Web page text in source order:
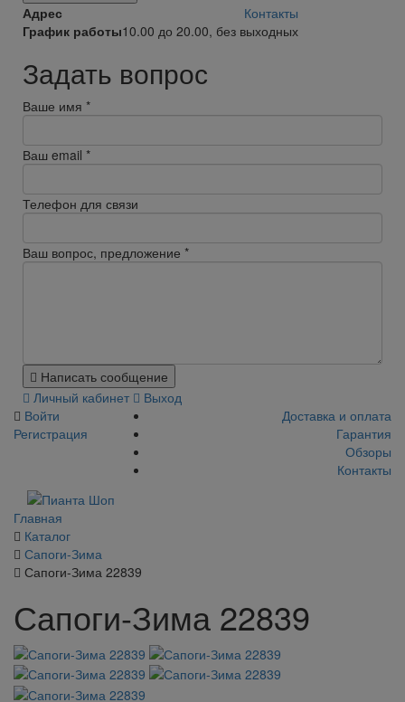
Адрес
Контакты
График работы10.00 до 20.00, без выходных
Задать вопрос
Ваше имя *
Ваш email *
Телефон для связи
Ваш вопрос, предложение *
Написать сообщение
Личный кабинет
Выход
Войти
Регистрация
Доставка и оплата
Гарантия
Обзоры
Контакты
Главная
Каталог
Сапоги-Зима
Сапоги-Зима 22839
Сапоги-Зима 22839